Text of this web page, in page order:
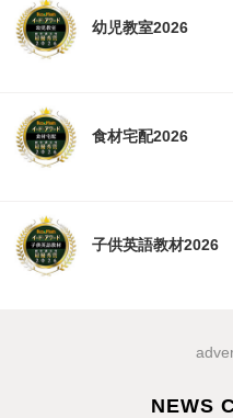
幼児教室2026
食材宅配2026
子供英語教材2026
NEWS